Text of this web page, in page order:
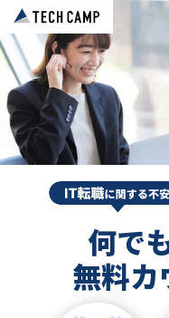
何で
無料カ